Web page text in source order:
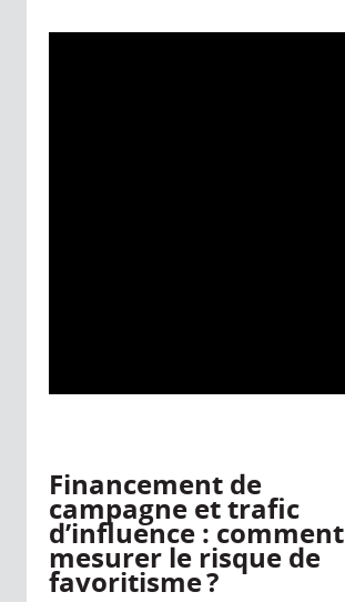
Financement de
campagne et trafic
d’influence : comment
mesurer le risque de
favoritisme ?